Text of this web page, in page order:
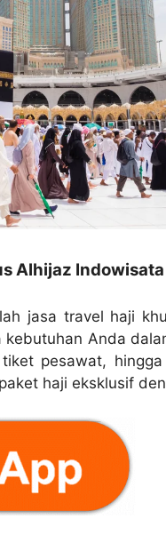
Alhijaz Indowisata
jasa travel haji
Anda
pesawat,
haji eksklusif